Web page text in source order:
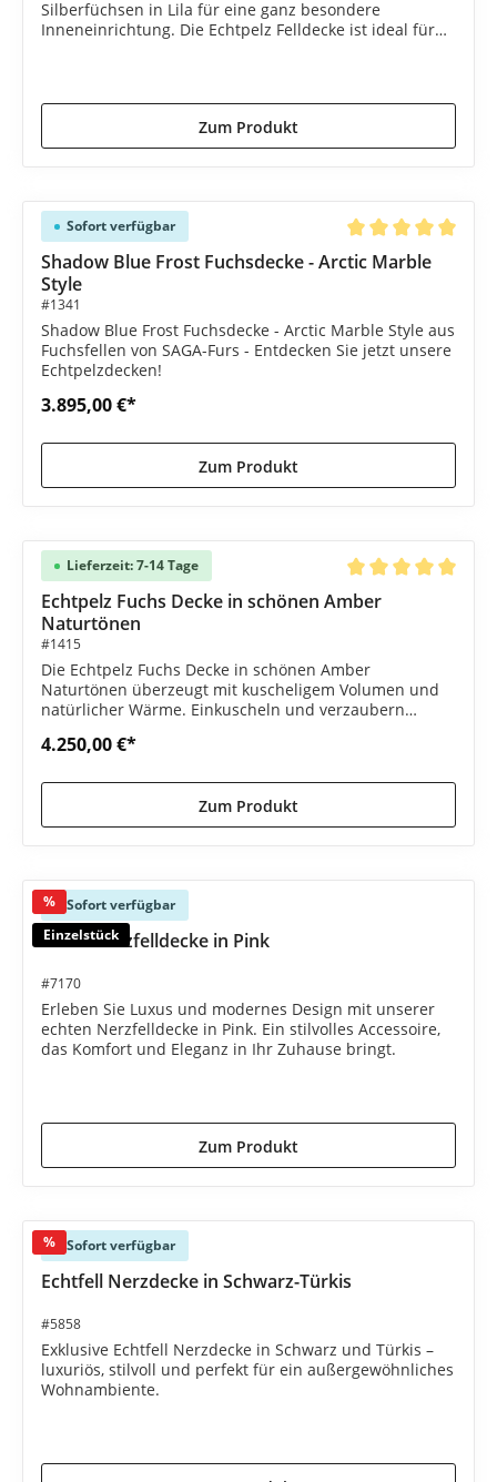
Silberfüchsen in Lila für eine ganz besondere
Inneneinrichtung. Die Echtpelz Felldecke ist ideal für
Zum Produkt
Sofort verfügbar
Durchschnittliche
Shadow Blue Frost Fuchsdecke - Arctic Marble
Style
#1341
Shadow Blue Frost Fuchsdecke - Arctic Marble Style aus
Fuchsfellen von SAGA-Furs - Entdecken Sie jetzt unsere
Echtpelzdecken!
3.895,00 €*
Zum Produkt
Lieferzeit: 7-14 Tage
Durchschnittliche
Echtpelz Fuchs Decke in schönen Amber
Naturtönen
#1415
Die Echtpelz Fuchs Decke in schönen Amber
Naturtönen überzeugt mit kuscheligem Volumen und
natürlicher Wärme. Einkuscheln und verzaubern
4.250,00 €*
Zum Produkt
%
Einzelstück
Sofort verfügbar
Echte Nerzfelldecke in Pink
#7170
Erleben Sie Luxus und modernes Design mit unserer
echten Nerzfelldecke in Pink. Ein stilvolles Accessoire,
das Komfort und Eleganz in Ihr Zuhause bringt.
Zum Produkt
% Sofort verfügbar
Echtfell Nerzdecke in Schwarz-Türkis
#5858
Exklusive Echtfell Nerzdecke in Schwarz und Türkis –
luxuriös, stilvoll und perfekt für ein außergewöhnliches
Wohnambiente.